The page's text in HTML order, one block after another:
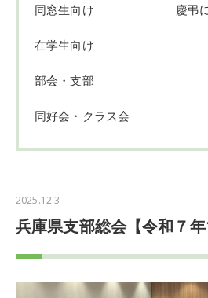
同窓生向け
在学生向け
部会・支部
同好会・クラス会
慶弔
2025.12.3
兵庫県支部総会【令和７年